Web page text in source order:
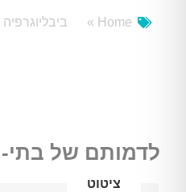
Home » ביבליוגרפיה
לדמותם של
ציטוט